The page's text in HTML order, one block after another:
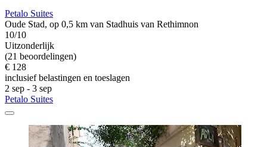
Petalo Suites
Oude Stad, op 0,5 km van Stadhuis van Rethimnon
10/10
Uitzonderlijk
(21 beoordelingen)
€ 128
inclusief belastingen en toeslagen
2 sep - 3 sep
Petalo Suites